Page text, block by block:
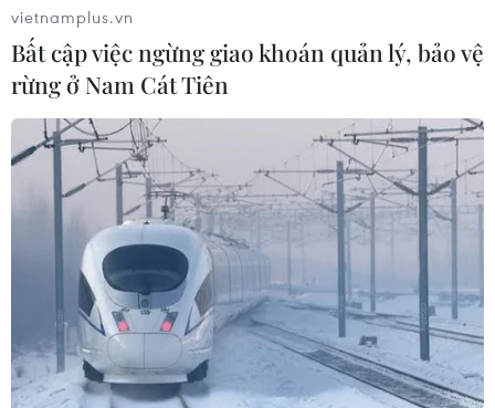
vietnamplus.vn
Bất cập việc ngừng giao khoán quản lý, bảo vệ
rừng ở Nam Cát Tiên